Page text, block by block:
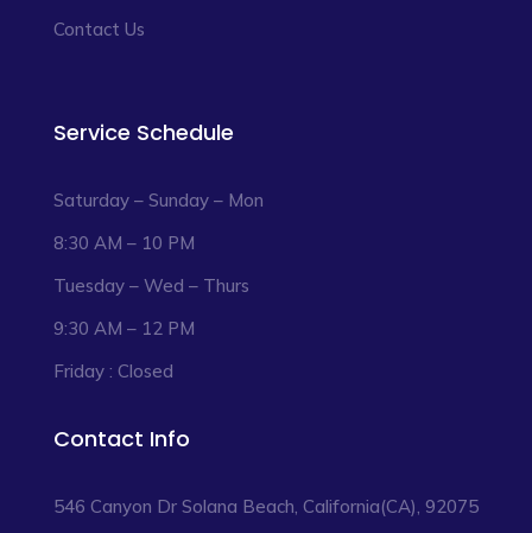
Contact Us
Service Schedule
Saturday – Sunday – Mon
8:30 AM – 10 PM
Tuesday – Wed – Thurs
9:30 AM – 12 PM
Friday : Closed
Contact Info
546 Canyon Dr Solana Beach, California(CA), 92075